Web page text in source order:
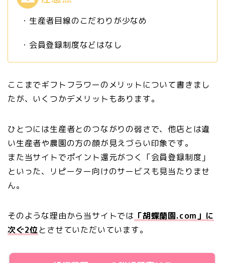
・生産者目線のこだわりが少なめ
・会員登録制度などはなし
ここまでギフトフラワーのメリットについて書きまし
たが、いくつかデメリットもあります。
ひとつには生産者とのつながりの弱さで、他店とは違
い生産者や農園の方の顔が見えづらい印象です。
また当サイトでポイント還元がつく「会員登録制度」
といった、リピーター向けのサービスも見当たりませ
ん。
そのような理由から当サイトでは 「胡蝶蘭園.com」に
次ぐ2位とさせていただいています。